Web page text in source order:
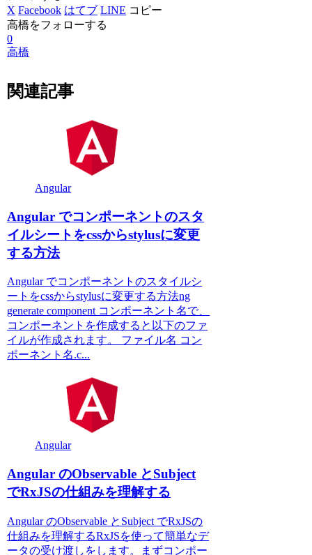
X Facebook はてブ LINE コピー
高橋をフォローする
0
高橋
関連記事
Angular
Angular でコンポーネントのスタ
イルシートをcssからstylusに変更
する方法
Angular でコンポーネントのスタイルシ
ートをcssからstylusに変更する方法ng
generate component コンポーネント名で、
コンポーネントを作成すると以下のファ
イルが作成されます。 ファイル名 コン
ポーネント名.c...
Angular
Angular のObservable とSubject
でRxJSの仕組みを理解する
Angular のObservable とSubject でRxJSの
仕組みを理解するRxJSを使って簡単なデ
ータの受け渡しをします。まずコンポー